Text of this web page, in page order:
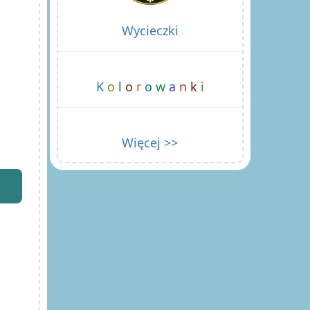
Wycieczki
K o l o r o w a n k i
Więcej >>